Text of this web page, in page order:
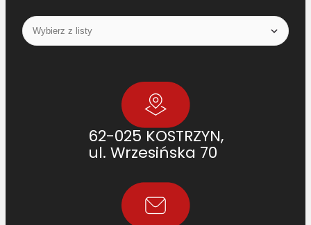
62-025 KOSTRZYN,
ul. Wrzesińska 70